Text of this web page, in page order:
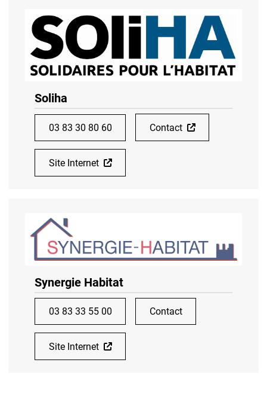
Soliha
03 83 30 80 60 Contact
Site Internet
Synergie Habitat
03 83 33 55 00 Contact
Site Internet